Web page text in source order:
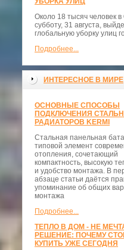
Около 18 тысяч человек в
субботу, 31 августа,
глобальную уборку улиц
Подробнее...
ИНТЕРЕСНОЕ В МИРЕ
ОСНОВНЫЕ СПОСОБЫ
ПОДКЛЮЧЕНИЯ
РАДИАТОРОВ KERMI
Стальная панельная
типовой элемент
отопления, сочетающий
компактность, высокую
и удобство монтажа. В
абзаце статьи даётся
упоминание об общих
монтажа
Подробнее...
ТЕПЛО В ДОМ - НЕ
РЕШЕНИЕ: ПОЧЕМУ
КУПИТЬ УЖЕ СЕГОДНЯ